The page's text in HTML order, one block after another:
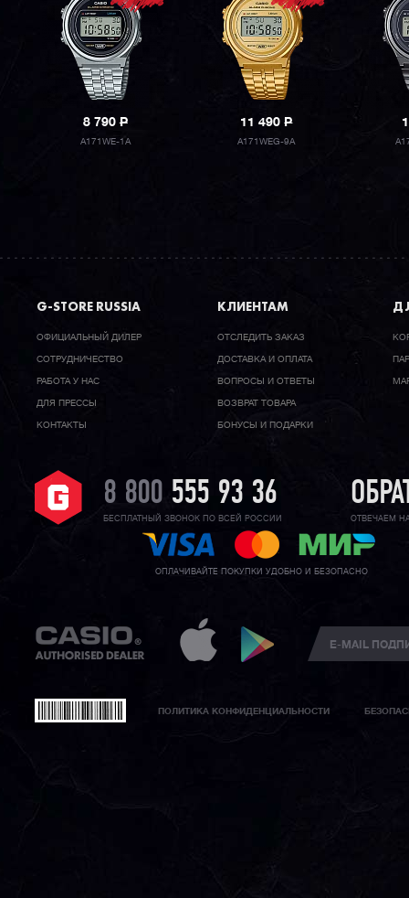
8 790P
A171WE-1A
11 490P
A171WEG-9A
G-STORE RUSSIA
ОФИЦИАЛЬНЫЙ ДИЛЕР
CОТРУДНИЧЕСТВО
РАБОТА У НАС
ДЛЯ ПРЕССЫ
КОНТАКТЫ
КЛИЕНТАМ
ОТСЛЕДИТЬ ЗАКАЗ
ДОСТАВКА И ОПЛАТА
ВОПРОСЫ И ОТВЕТЫ
ВОЗВРАТ ТОВАРА
БОНУСЫ И ПОДАРКИ
8 800 555 93 36
БЕСПЛАТНЫЙ ЗВОНОК ПО ВСЕЙ РОССИИ ОТВЕЧАЕМ
ОПЛАЧИВАЙТЕ ПОКУПКИ УДОБНО И БЕЗОПАСНО
ПОЛИТИКА КОНФИДЕНЦИАЛЬНОСТИ